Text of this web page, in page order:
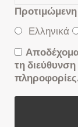
Ελληνικά
τη διεύθυνση